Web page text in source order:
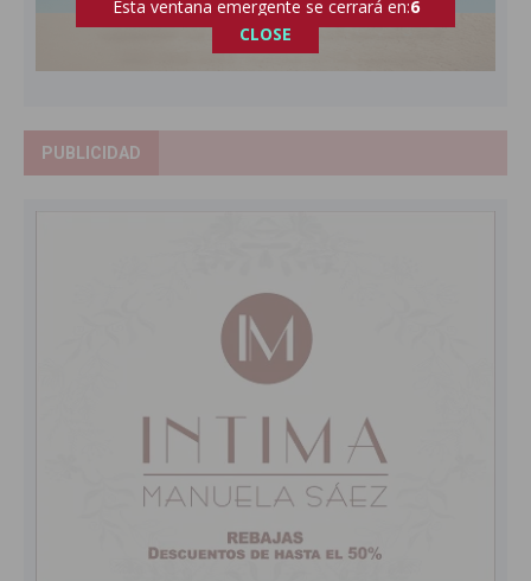
PUBLICIDAD
Esta ventana emergente se cerrará en:4
CLOSE